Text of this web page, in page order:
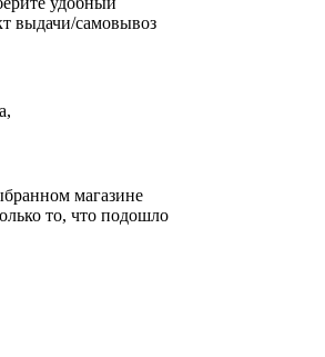
выдачи/самовывоз
магазине
то, что подошло